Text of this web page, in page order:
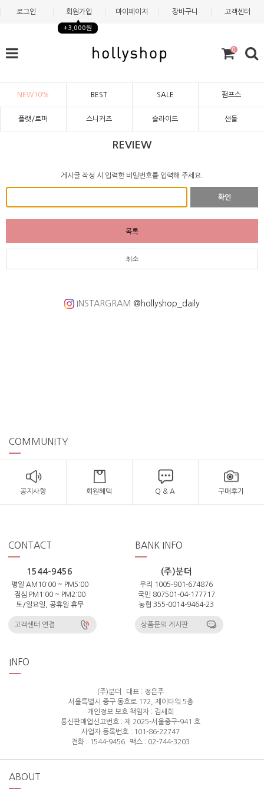
로그인 회원가입
+3,000원
마이페이지 장바구니 고객센터
0
NEW10% BEST SALE 펌프스
플랫/로퍼 스니커즈 슬라이드 샌들
REVIEW
게시글 작성 시 입력한 비밀번호를 입력해 주세요.
확인
목록
취소
INSTARGRAM @hollyshop_daily
COMMUNITY
공지사항 회원혜택 Q & A 구매후기
CONTACT
1544-9456
평일 AM10:00 ~ PM5:00
점심 PM1:00 ~ PM2:00
토/일요일, 공휴일 휴무
고객센터 연결
BANK INFO
(주)분더
우리 1005-901-674876
국민 807501-04-177717
농협 355-0014-9464-23
상품문의 게시판
INFO
(주)분더
대표 : 정은주
서울특별시 중구 동호로 172, 제이타워 5층
개인정보 보호 책임자 : 김세희
통신판매업신고번호 : 제 2025-서울중구-941 호
사업자 등록번호 : 101-86-22747
전화 : 1544-9456
팩스 : 02-744-3203
ABOUT